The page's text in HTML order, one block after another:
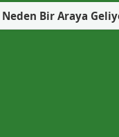
Geliyor? Asıl